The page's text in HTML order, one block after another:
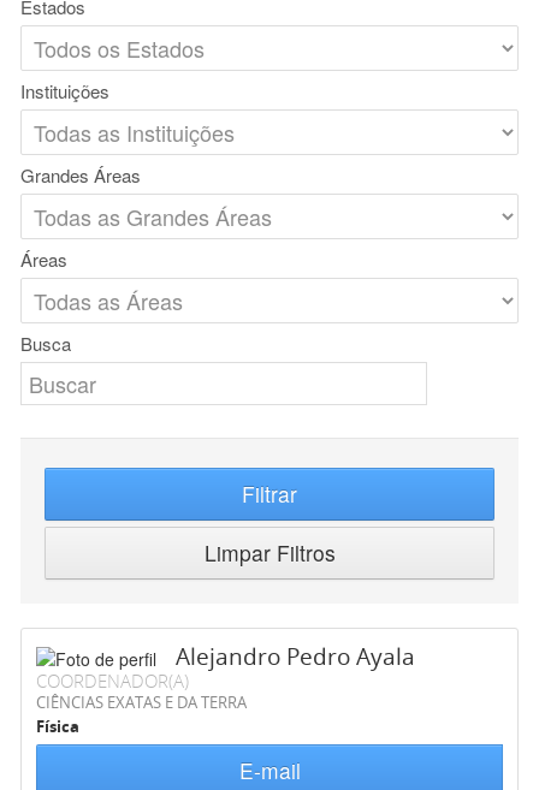
Estados
Instituições
Grandes Áreas
Áreas
Busca
Filtrar
Limpar Filtros
Alejandro Pedro Ayala
COORDENADOR(A)
CIÊNCIAS EXATAS E DA TERRA
Física
E-mail